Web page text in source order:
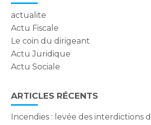
actualite
Actu Fiscale
Le coin du dirigeant
Actu Juridique
Actu Sociale
ARTICLES RÉCENTS
Incendies : levée des interdictions